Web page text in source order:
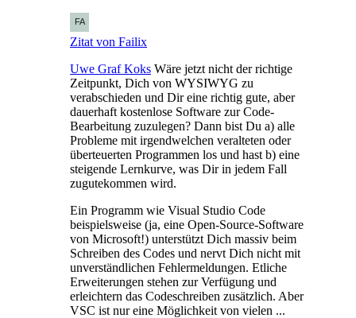
Zitat von Failix
Uwe Graf Koks Wäre jetzt nicht der richtige
Zeitpunkt, Dich von WYSIWYG zu
verabschieden und Dir eine richtig gute, aber
dauerhaft kostenlose Software zur Code-
Bearbeitung zuzulegen? Dann bist Du a) alle
Probleme mit irgendwelchen veralteten oder
überteuerten Programmen los und hast b) eine
steigende Lernkurve, was Dir in jedem Fall
zugutekommen wird.
Ein Programm wie Visual Studio Code
beispielsweise (ja, eine Open-Source-Software
von Microsoft!) unterstützt Dich massiv beim
Schreiben des Codes und nervt Dich nicht mit
unverständlichen Fehlermeldungen. Etliche
Erweiterungen stehen zur Verfügung und
erleichtern das Codeschreiben zusätzlich. Aber
VSC ist nur eine Möglichkeit von vielen ...